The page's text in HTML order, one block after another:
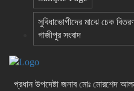
সুবিধাভোগীদের মাঝে চেক
গাজীপুর সংবাদ
প্রধান উপদেষ্টা জনাব মোঃ